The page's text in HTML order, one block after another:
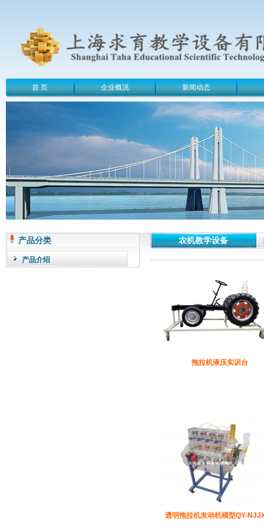
首 页 企业概况 新闻动态
产品分类
产品介绍
农机教学设备
拖拉机液压实训台
透明拖拉机发动机模型QY-